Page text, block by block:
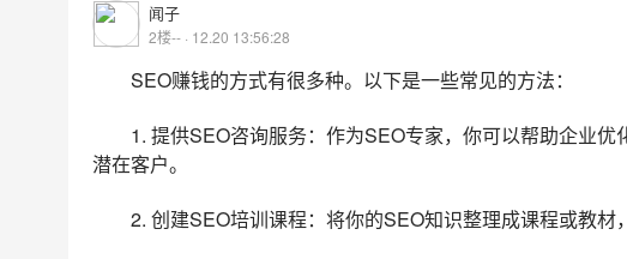
闻子
2楼-- · 12.20 13:56:28
SEO赚钱的方式有很多种。以下是一些常见的方法：
1. 提供SEO咨询服务：作为SEO专家，你可以帮助企业
潜在客户。
2. 创建SEO培训课程：将你的SEO知识整理成课程或教材